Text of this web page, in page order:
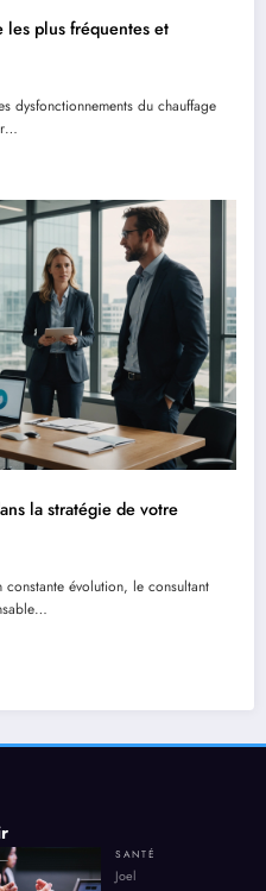
les plus fréquentes et
dysfonctionnements du chauffage
la stratégie de votre
constante évolution, le consultant
SANTÉ
Joel